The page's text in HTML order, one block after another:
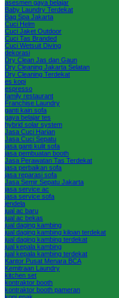
asesmen gaya belajar
Baby Laundry Terdekat
Bag Spa Jakarta
Cuci Helm
Cuci Jaket Outdoor
Cuci Tas Branded
Cuci Wetsuit Diving
dekorasi
Dry Clean Jas dan Gaun
Dry Cleaning Jakarta Selatan
Dry Cleaning Terdekat
es kopi
espresso
family restaurant
Franchise Laundry
ganti kain sofa
gaya belajar tes
hybrid solar system
Jasa Cuci Harian
Jasa Cuci Sepatu
jasa ganti kulit sofa
jasa pembuatan booth
Jasa Perawatan Tas Terdekat
jasa perbaikan sofa
jasa reparasi sofa
Jasa Semir Sepatu Jakarta
jasa service ac
jasa service sofa
jendela
jual ac baru
jual ac bekas
jual daging kambing
jual daging kambing kiloan terdekat
jual daging kambing terdekat
jual kepala kambing
jual kepala kambing terdekat
Kantor Pusat Menara BCA
Kemitraan Laundry
kitchen set
kontraktor booth
kontraktor booth pameran